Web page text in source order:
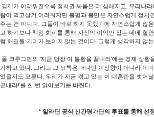
경제가 어려워질수록 정치권 싸움은 더 심해지고, 우리나
람이 먹고살기 어려워지면 불평과 불만은 자연스럽게 정치
주는 건 아니다. 그들이 바로 하지 못했기에 자연스럽게 많
고 하기보다 책임 회피를 통해 자신의 이익만 잡는 데에 혈
럼 해결될 기미가 보이지 않는 것이다. 그렇게 생각하지 않
폴 크루그먼의 '지금 당장 이 불황을 끝내라'에는 경제 상
기하고 있다. 그리고 그 묘책은 머나먼 이상향이 아니라 이
있을지도 모른다. 우리가 지금 겪고 있는 이 대혼란을 벗어
끝내라!'를 한 번 읽어보기를 바란다.
* 알라딘 공식 신간평가단의 투표를 통해 선